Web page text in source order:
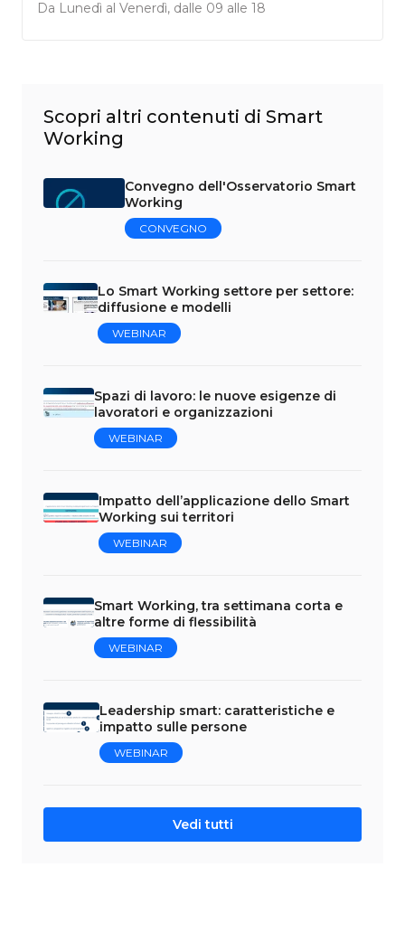
Da Lunedì al Venerdì, dalle 09 alle 18
Scopri altri contenuti di Smart
Working
Convegno dell'Osservatorio Smart
Working
CONVEGNO
Lo Smart Working settore per settore:
diffusione e modelli
WEBINAR
Spazi di lavoro: le nuove esigenze di
lavoratori e organizzazioni
WEBINAR
Impatto dell’applicazione dello Smart
Working sui territori
WEBINAR
Smart Working, tra settimana corta e
altre forme di flessibilità
WEBINAR
Leadership smart: caratteristiche e
impatto sulle persone
WEBINAR
Vedi tutti